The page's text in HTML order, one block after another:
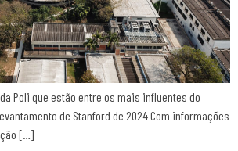
Poli que estão entre os mais influentes do
de Stanford de 2024 Com informações
[…]